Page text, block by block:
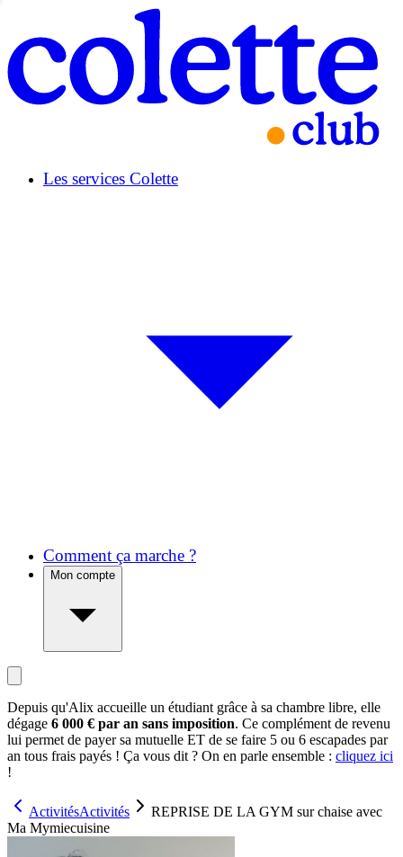
Les services Colette
Comment ça marche ?
Mon compte
Depuis qu'Alix accueille un étudiant grâce à sa chambre libre, elle
dégage 6 000 € par an sans imposition. Ce complément de revenu
lui permet de payer sa mutuelle ET de se faire 5 ou 6 escapades par
an tous frais payés ! Ça vous dit ? On en parle ensemble : cliquez ici
!
ActivitésActivités
REPRISE DE LA GYM sur chaise avec
Ma Mymiecuisine